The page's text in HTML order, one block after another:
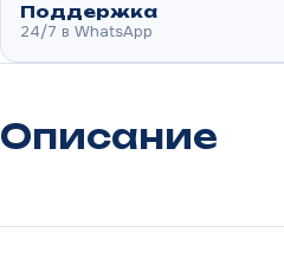
Поддержка
24/7 в WhatsApp
Описание